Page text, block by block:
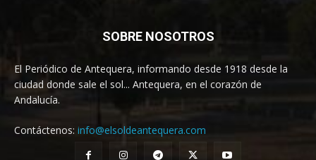
SOBRE NOSOTROS
El Periódico de Antequera, informando desde 1918 desde la
ciudad donde sale el sol... Antequera, en el corazón de
Andalucía.
Contáctenos: info@elsoldeantequera.com